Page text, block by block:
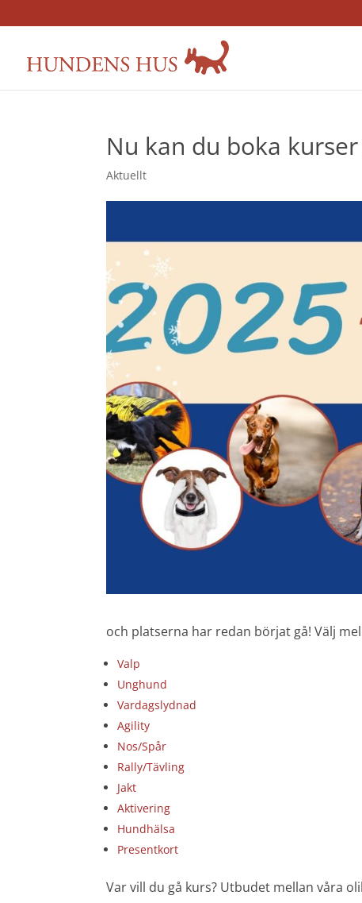
Nu kan du boka
Aktuellt
och platserna har redan börjat gå! Välj
Valp
Unghund
Vardagslydnad
Agility
Nos/Spår
Rally/Tävling
Jakt
Aktivering
Hundhälsa
Presentkort
Var vill du gå kurs? Utbudet mellan våra